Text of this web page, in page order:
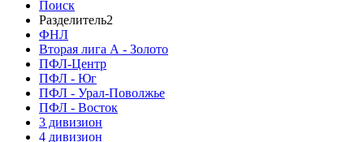
Поиск
Разделитель2
ФНЛ
Вторая лига А - Золото
ПФЛ-Центр
ПФЛ - Юг
ПФЛ - Урал-Поволжье
ПФЛ - Восток
3 дивизион
4 дивизион